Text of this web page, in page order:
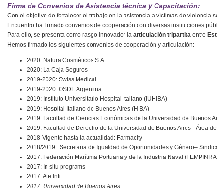
Firma de Convenios de Asistencia técnica y Capacitación:
Con el objetivo de fortalecer el trabajo en la asistencia a víctimas de
Encuentro ha firmado convenios de cooperación con diversas instituciones
Para ello, se presenta como rasgo innovador la articulación tripartita entre
Hemos firmado los siguientes convenios de cooperación y articulación:
2020: Natura Cosméticos S.A.
2020: La Caja Seguros
2019-2020: Swiss Medical
2019-2020: OSDE Argentina
2019: Instituto Universitario Hospital Italiano (IUHIBA)
2019: Hospital Italiano de Buenos Aires (HIBA)
2019: Facultad de Ciencias Económicas de la Universidad de Buenos
2019: Facultad de Derecho de la Universidad de Buenos Aires - Área
2018-Vigente hasta la actualidad: Farmacity
2018/2019: Secretaria de Igualdad de Oportunidades y Género–
2017: Federación Marítima Portuaria y de la Industria Naval
2017: In situ programs
2017: Ate Inti
2017: Universidad de Buenos Aires